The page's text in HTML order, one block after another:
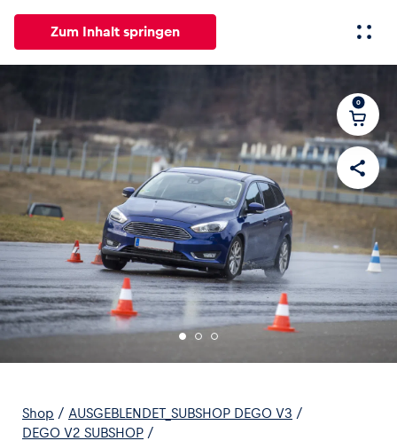
Zum Inhalt springen
Alle News Events Seiten
Business
Glossar
0
Shop / AUSGEBLENDET_SUBSHOP DEGO V3 /
DEGO V2 SUBSHOP /